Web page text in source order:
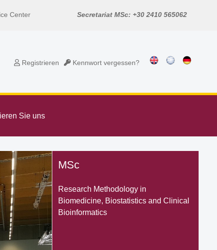
Center Secretariat MSc: +30 2410 565062
Registrieren Kennwort vergessen?
Sie uns
MSc
Research Methodology in
Biomedicine, Biostatistics and Clinical
Bioinformatics